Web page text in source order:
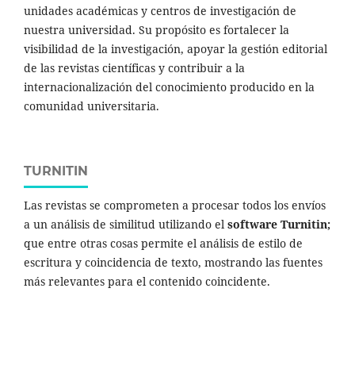
unidades académicas y centros de investigación de
nuestra universidad. Su propósito es fortalecer la
visibilidad de la investigación, apoyar la gestión editorial
de las revistas científicas y contribuir a la
internacionalización del conocimiento producido en la
comunidad universitaria.
TURNITIN
Las revistas se comprometen a procesar todos los envíos
a un análisis de similitud utilizando el software Turnitin;
que entre otras cosas permite el análisis de estilo de
escritura y coincidencia de texto, mostrando las fuentes
más relevantes para el contenido coincidente.